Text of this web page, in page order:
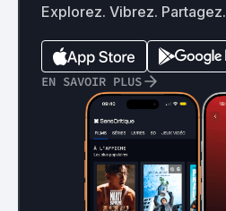
Explorez. Vibrez. Partagez.
EN SAVOIR PLUS